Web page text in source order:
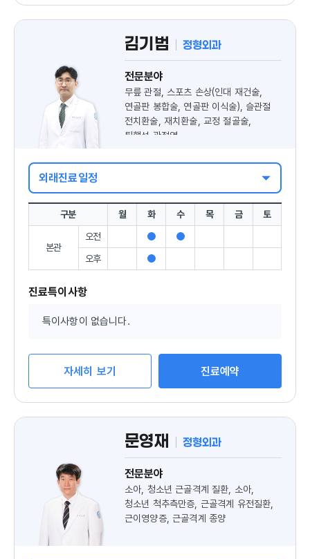
김기범 정형외과
전문분야
무릎 관절, 스포츠 손상(인대 재건술,
연골판 봉합술, 연골판 이식술), 슬관절
전치환술, 재치환술, 교정 절골술,
퇴행성 관절염
외래진료일정
구분 월 화 수 목 금 토
본관
오전
진
료
가
진
가
오후
진
진료특이사항
특이사항이 없습니다.
자세히 보기 진료예약
문영재 정형외과
전문분야
소아, 청소년 근골격계 질환, 소아,
청소년 척추측만증, 근골격계 유전질환,
근이영양증, 근골격계 종양